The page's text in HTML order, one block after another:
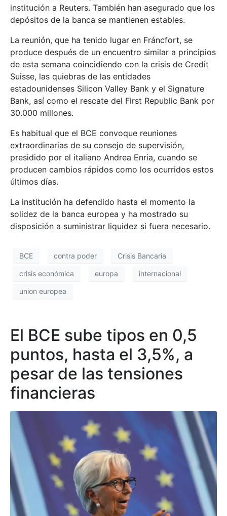
institución a Reuters. También han asegurado que los
depósitos de la banca se mantienen estables.
La reunión, que ha tenido lugar en Fráncfort, se
produce después de un encuentro similar a principios
de esta semana coincidiendo con la crisis de Credit
Suisse, las quiebras de las entidades
estadounidenses Silicon Valley Bank y el Signature
Bank, así como el rescate del First Republic Bank por
30.000 millones.
Es habitual que el BCE convoque reuniones
extraordinarias de su consejo de supervisión,
presidido por el italiano Andrea Enria, cuando se
producen cambios rápidos como los ocurridos estos
últimos días.
La institución ha defendido hasta el momento la
solidez de la banca europea y ha mostrado su
disposición a suministrar liquidez si fuera necesario.
BCE contra poder Crisis Bancaria
crisis económica europa internacional
union europea
El BCE sube tipos en 0,5
puntos, hasta el 3,5%, a
pesar de las tensiones
financieras